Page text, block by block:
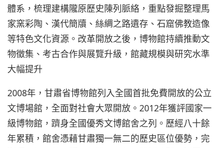
體系，梳理建構隴原歷史陳列脈絡，重點發掘整理馬
家窯彩陶、漢代簡牘、絲綢之路遺存、石窟佛教造像
等特色文化資源。改革開放之後，博物館持續推動文
物徵集、考古合作與展覽升級，館藏規模與研究水準
大幅提升
2008年，甘肅省博物館列入全國首批免費開放的公立
文博場館，全面對社會大眾開放。2012年獲評國家一
級博物館，躋身全國優秀文博館舍之列。歷經八十餘
年累積，館舍憑藉甘肅獨一無二的歷史區位優勢，完